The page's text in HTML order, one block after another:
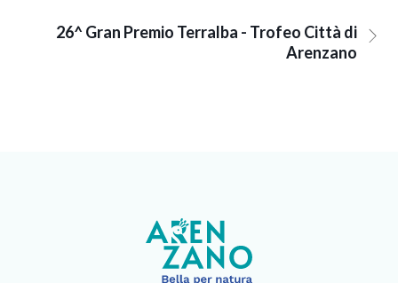
26^ Gran Premio Terralba - Trofeo Città di
Arenzano